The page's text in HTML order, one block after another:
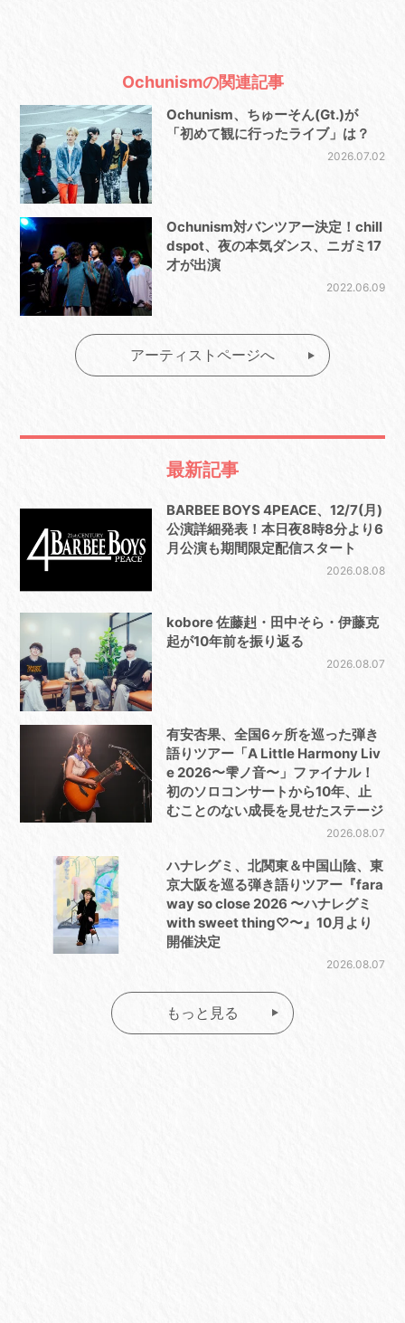
Ochunismの関連記事
Ochunism、ちゅーそん(Gt.)が
「初めて観に行ったライブ」は？
2026.07.02
Ochunism対バンツアー決定！chill
dspot、夜の本気ダンス、ニガミ17
才が出演
2022.06.09
アーティストページへ
最新記事
BARBEE BOYS 4PEACE、12/7(月)
公演詳細発表！本日夜8時8分より6
月公演も期間限定配信スタート
2026.08.08
kobore 佐藤赳・田中そら・伊藤克
起が10年前を振り返る
2026.08.07
有安杏果、全国6ヶ所を巡った弾き
語りツアー「A Little Harmony Liv
e 2026〜雫ノ音〜」ファイナル！
初のソロコンサートから10年、止
むことのない成長を見せたステージ
2026.08.07
ハナレグミ、北関東＆中国山陰、東
京大阪を巡る弾き語りツアー『fara
way so close 2026 〜ハナレグミ
with sweet thing♡〜』10月より
開催決定
2026.08.07
もっと見る